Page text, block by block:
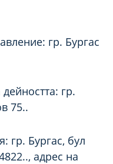
гр. Бургас
гр.
75..
гр. Бургас, бул
адрес на